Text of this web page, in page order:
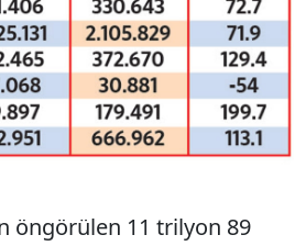
öngörülen 11 trilyon 89